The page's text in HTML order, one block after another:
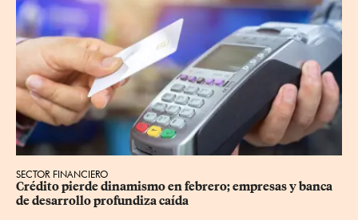
SECTOR FINANCIERO
Crédito pierde dinamismo en febrero; empresas y banca
de desarrollo profundiza caída